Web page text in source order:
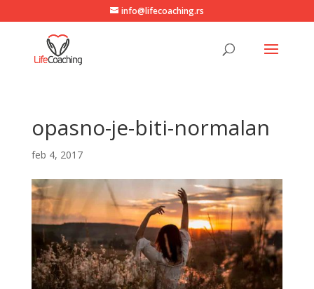
info@lifecoaching.rs
opasno-je-biti-normalan
feb 4, 2017